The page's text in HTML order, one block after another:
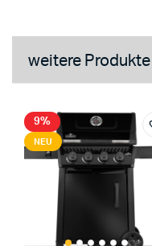
weitere Produkte
9%
NEU